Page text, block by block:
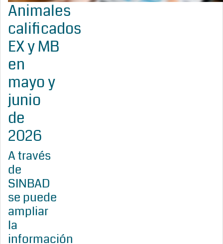
Animales
calificados
EX y MB
en
mayo y
junio
de
2026
A través
de
SINBAD
se puede
ampliar
la
información